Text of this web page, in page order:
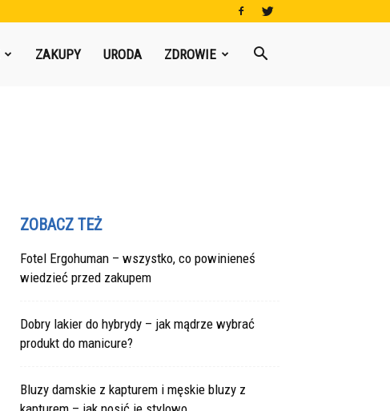
ZAKUPY URODA ZDROWIE
ZOBACZ TEŻ
Fotel Ergohuman – wszystko, co powinieneś
wiedzieć przed zakupem
Dobry lakier do hybrydy – jak mądrze wybrać
produkt do manicure?
Bluzy damskie z kapturem i męskie bluzy z